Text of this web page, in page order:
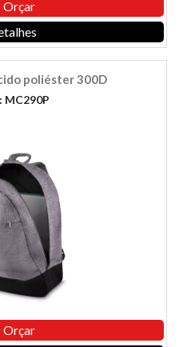
Orçar
poliéster 300D
MC290P
Orçar